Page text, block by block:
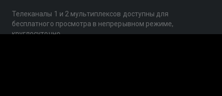
Телеканалы 1 и 2 мультиплексов доступны для
бесплатного просмотра в непрерывном режиме,
круглосуточно.